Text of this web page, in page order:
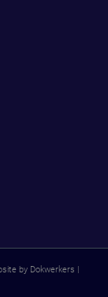
by Dokwerkers |